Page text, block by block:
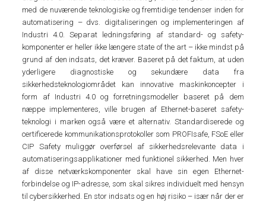
med de nuværende teknologiske og fremtidige tendenser inden for
automatisering – dvs. digitaliseringen og implementeringen af
Industri 4.0. Separat ledningsføring af standard- og safety-
komponenter er heller ikke længere state of the art – ikke mindst på
grund af den indsats, det kræver. Baseret på det faktum, at uden
yderligere diagnostiske og sekundære data fra
sikkerhedsteknologiområdet kan innovative maskinkoncepter i
form af Industri 4.0 og forretningsmodeller baseret på dem
næppe implementeres, ville brugen af Ethernet-baseret safety-
teknologi i marken også være et alternativ. Standardiserede og
certificerede kommunikationsprotokoller som PROFIsafe, FSoE eller
CIP Safety muliggør overførsel af sikkerhedsrelevante data i
automatiseringsapplikationer med funktionel sikkerhed. Men hver
af disse netværkskomponenter skal have sin egen Ethernet-
forbindelse og IP-adresse, som skal sikres individuelt med hensyn
til cybersikkerhed. En stor indsats og en høj risiko – især når der er